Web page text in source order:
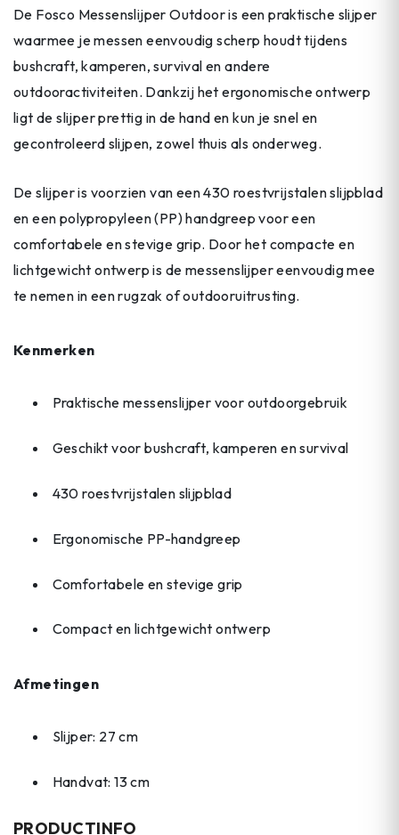
De Fosco Messenslijper Outdoor is een praktische slijper
waarmee je messen eenvoudig scherp houdt tijdens
bushcraft, kamperen, survival en andere
outdooractiviteiten. Dankzij het ergonomische ontwerp
ligt de slijper prettig in de hand en kun je snel en
gecontroleerd slijpen, zowel thuis als onderweg.
De slijper is voorzien van een 430 roestvrijstalen slijpblad
en een polypropyleen (PP) handgreep voor een
comfortabele en stevige grip. Door het compacte en
lichtgewicht ontwerp is de messenslijper eenvoudig mee
te nemen in een rugzak of outdooruitrusting.
Kenmerken
Praktische messenslijper voor outdoorgebruik
Geschikt voor bushcraft, kamperen en survival
430 roestvrijstalen slijpblad
Ergonomische PP-handgreep
Comfortabele en stevige grip
Compact en lichtgewicht ontwerp
Afmetingen
Slijper: 27 cm
Handvat: 13 cm
PRODUCTINFO